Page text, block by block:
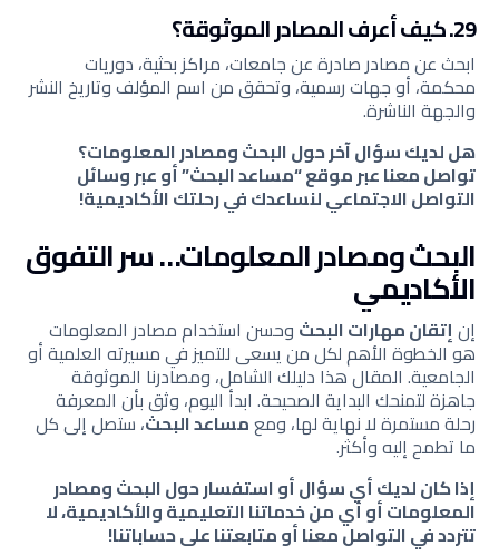
29. كيف أعرف المصادر الموثوقة؟
ابحث عن مصادر صادرة عن جامعات، مراكز بحثية، دوريات
محكمة، أو جهات رسمية، وتحقق من اسم المؤلف وتاريخ النشر
والجهة الناشرة.
هل لديك سؤال آخر حول البحث ومصادر المعلومات؟
تواصل معنا عبر موقع “مساعد البحث” أو عبر وسائل
التواصل الاجتماعي لنساعدك في رحلتك الأكاديمية!
البحث ومصادر المعلومات… سر التفوق
الأكاديمي
إنإتقان مهارات البحثوحسن استخدام مصادر المعلومات
هو الخطوة الأهم لكل من يسعى للتميز في مسيرته العلمية أو
الجامعية. المقال هذا دليلك الشامل، ومصادرنا الموثوقة
جاهزة لتمنحك البداية الصحيحة. ابدأ اليوم، وثق بأن المعرفة
رحلة مستمرة لا نهاية لها، ومعمساعد البحث، ستصل إلى كل
ما تطمح إليه وأكثر.
إذا كان لديك أي سؤال أو استفسار حول البحث ومصادر
المعلومات أو أي من خدماتنا التعليمية والأكاديمية، لا
تتردد في التواصل معنا أو متابعتنا على حساباتنا!